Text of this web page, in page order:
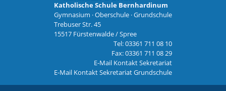
Katholische Schule Bernhardinum
Gymnasium · Oberschule · Grundschule
Trebuser Str. 45
15517 Fürstenwalde / Spree
Tel: 03361 711 08 10
Fax: 03361 711 08 29
E-Mail Kontakt Sekretariat
E-Mail Kontakt Sekretariat Grundschule